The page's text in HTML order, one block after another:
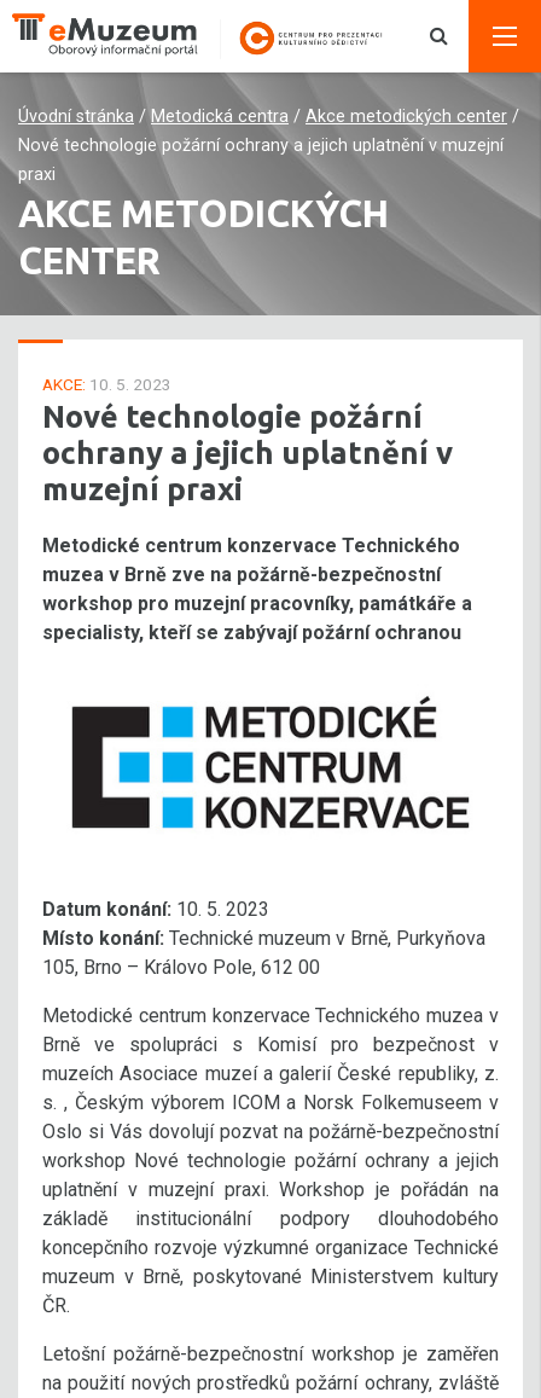
Úvodní stránka / Metodická centra / Akce metodických center /
Nové technologie požární ochrany a jejich uplatnění v muzejní
praxi
AKCE METODICKÝCH
CENTER
AKCE: 10. 5. 2023
Nové technologie požární
ochrany a jejich uplatnění v
muzejní praxi
Metodické centrum konzervace Technického
muzea v Brně zve na požárně-bezpečnostní
workshop pro muzejní pracovníky, památkáře a
specialisty, kteří se zabývají požární ochranou
Datum konání: 10. 5. 2023
Místo konání: Technické muzeum v Brně, Purkyňova
105, Brno – Královo Pole, 612 00
Metodické centrum konzervace Technického muzea v
Brně ve spolupráci s Komisí pro bezpečnost v
muzeích Asociace muzeí a galerií České republiky, z.
s. , Českým výborem ICOM a Norsk Folkemuseem v
Oslo si Vás dovolují pozvat na požárně-bezpečnostní
workshop Nové technologie požární ochrany a jejich
uplatnění v muzejní praxi. Workshop je pořádán na
základě institucionální podpory dlouhodobého
koncepčního rozvoje výzkumné organizace Technické
muzeum v Brně, poskytované Ministerstvem kultury
ČR.
Letošní požárně-bezpečnostní workshop je zaměřen
na použití nových prostředků požární ochrany, zvláště